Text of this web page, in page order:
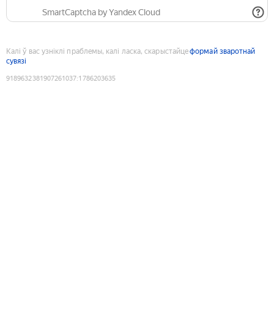
SmartCaptcha by Yandex Cloud
Калі ў вас узніклі праблемы, калі ласка, скарыстайцеформай зваротнай
сувязі
9189632381907261037:1786203635